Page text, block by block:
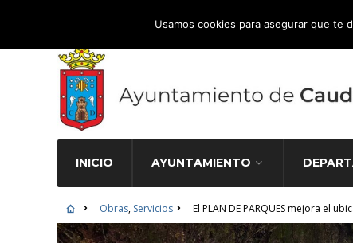
Atención Ciudadana 965 827 000
INICIO AYUNTAMIENTO
Obras, Servicios El PLAN DE PARQUES mejora el
Usamos cookies para asegurar que te